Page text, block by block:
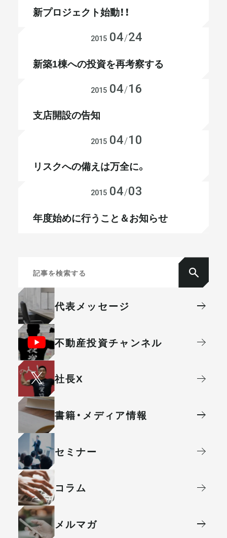
メールマガジン
新プロジェクト始動！！
2015 04/24
新築1棟への投資を再考察する
2015 04/16
支店開設の告知
2015 04/10
リスクへの備えは万全に。
2015 04/03
年度始めに行うこと＆お知らせ
代表メッセージ
不動産投資チャンネル
社⻑X
書籍・メディア情報
セミナー
コラム
メルマガ